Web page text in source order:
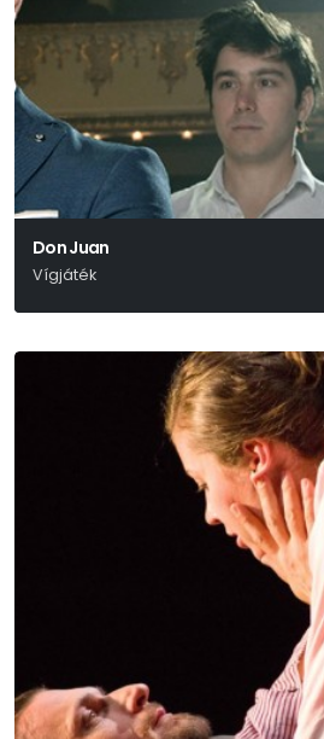
Don Juan
Vígjáték